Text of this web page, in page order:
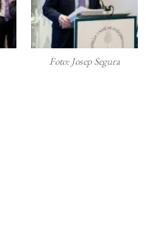
Foto: Josep Segura